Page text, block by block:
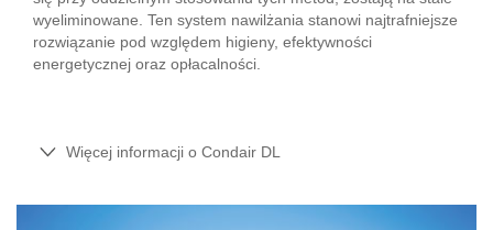
wyeliminowane. Ten system nawilżania stanowi najtrafniejsze
rozwiązanie pod względem higieny, efektywności
energetycznej oraz opłacalności.
Więcej informacji o Condair DL